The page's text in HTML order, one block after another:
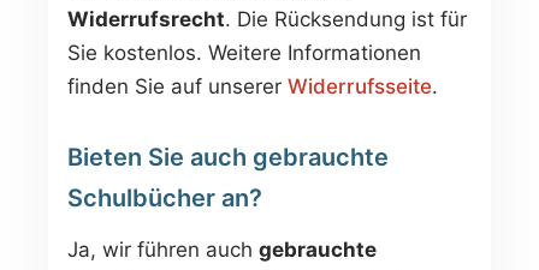
Widerrufsrecht. Die Rücksendung ist für
Sie kostenlos. Weitere Informationen
finden Sie auf unserer Widerrufsseite.
Bieten Sie auch gebrauchte
Schulbücher an?
Ja, wir führen auch gebrauchte